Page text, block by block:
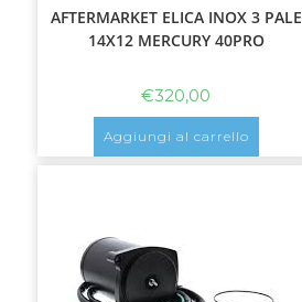
AFTERMARKET ELICA INOX 3 PALE
14X12 MERCURY 40PRO
€320,00
Aggiungi al carrello